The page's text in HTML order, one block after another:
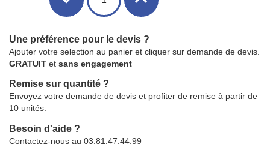
Une préférence pour le devis ?
Ajouter votre selection au panier et cliquer sur demande de devis.
GRATUIT et sans engagement
Remise sur quantité ?
Envoyez votre demande de devis et profiter de remise à partir de
10 unités.
Besoin d'aide ?
Contactez-nous au 03.81.47.44.99